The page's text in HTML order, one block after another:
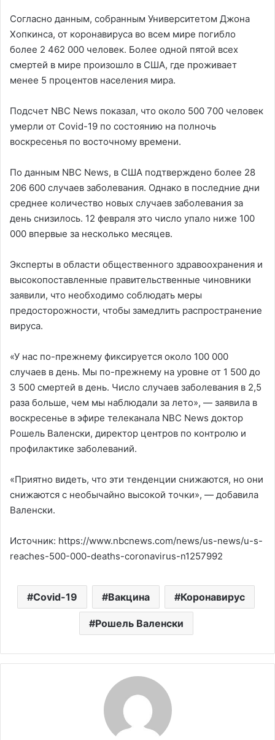
Согласно данным, собранным Университетом Джона
Хопкинса, от коронавируса во всем мире погибло
более 2 462 000 человек. Более одной пятой всех
смертей в мире произошло в США, где проживает
менее 5 процентов населения мира.
Подсчет NBC News показал, что около 500 700 человек
умерли от Covid-19 по состоянию на полночь
воскресенья по восточному времени.
По данным NBC News, в США подтверждено более 28
206 600 случаев заболевания. Однако в последние дни
среднее количество новых случаев заболевания за
день снизилось. 12 февраля это число упало ниже 100
000 впервые за несколько месяцев.
Эксперты в области общественного здравоохранения и
высокопоставленные правительственные чиновники
заявили, что необходимо соблюдать меры
предосторожности, чтобы замедлить распространение
вируса.
«У нас по-прежнему фиксируется около 100 000
случаев в день. Мы по-прежнему на уровне от 1 500 до
3 500 смертей в день. Число случаев заболевания в 2,5
раза больше, чем мы наблюдали за лето», — заявила в
воскресенье в эфире телеканала NBC News доктор
Рошель Валенски, директор центров по контролю и
профилактике заболеваний.
«Приятно видеть, что эти тенденции снижаются, но они
снижаются с необычайно высокой точки», — добавила
Валенски.
Источник: https://www.nbcnews.com/news/us-news/u-s-
reaches-500-000-deaths-coronavirus-n1257992
Covid-19 Вакцина Коронавирус
Рошель Валенски